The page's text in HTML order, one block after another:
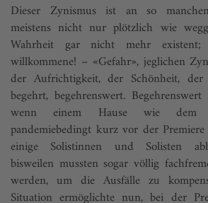
Dieser Zynismus ist an so
meistens nicht nur plötzlich wie
Wahrheit gar nicht mehr
willkommene! – «Gefahr», jeglichen
der Aufrichtigkeit, der Schönheit, der
begehrt, begehrenswert.
wenn einem Hause wie dem
pandemiebedingt kurz vor der
einige Solistinnen und Solisten
bisweilen mussten sogar völlig
werden, um die Ausfälle zu
Situation ermöglichte nun, bei der